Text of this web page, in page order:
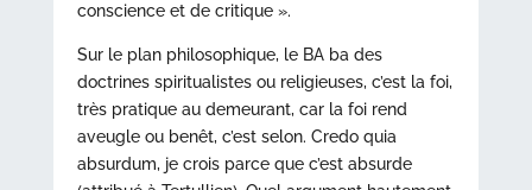
conscience et de critique ».
Sur le plan philosophique, le BA ba des
doctrines spiritualistes ou religieuses, c’est la foi,
très pratique au demeurant, car la foi rend
aveugle ou benêt, c’est selon. Credo quia
absurdum, je crois parce que c’est absurde